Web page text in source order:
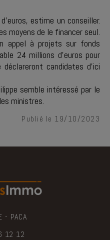
estime un conseiller.
moyens de le financer seul.
appel à projets sur fonds
24 millions d'euros pour
déclareront candidates d'ici
semble intéressé par le
ministres.
Publié le 19/10/2023
- PACA
12 12